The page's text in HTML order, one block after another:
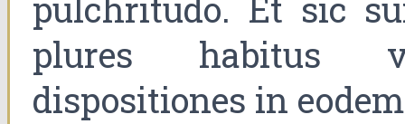
pulchritudo. Et sic
plures habitus
dispositiones in